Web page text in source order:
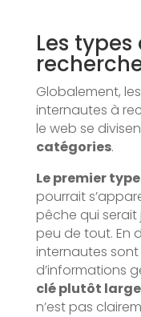
Les
Globalement,
internautes à
le web se
catégories.
Le premier
pourrait
pêche qui serait
peu de tout. En
internautes
d’informations
clé plutôt large
n’est pas